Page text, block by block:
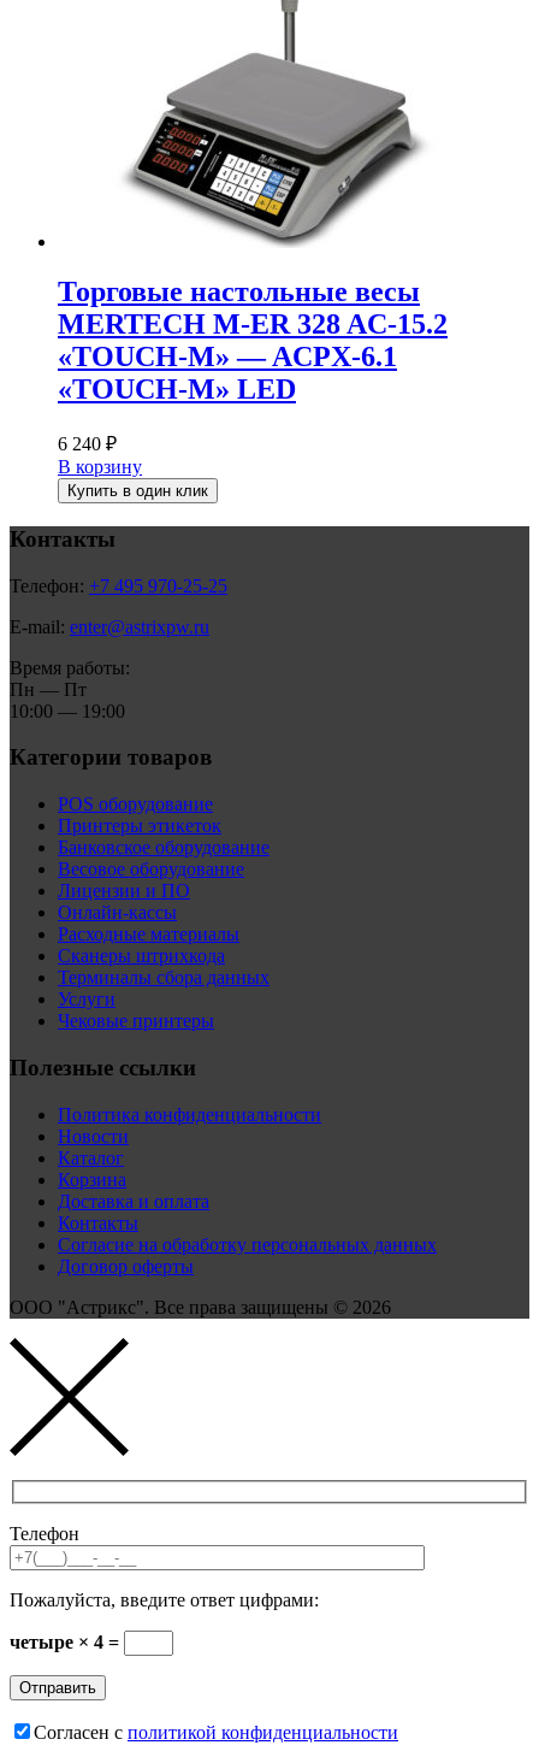
Торговые настольные весы
MERTECH M-ER 328 AC-15.2
«TOUCH-M» — ACPX-6.1
«TOUCH-M» LED
6 240 ₽
В корзину
Купить в один клик
Контакты
Телефон: +7 495 970-25-25
E-mail: enter@astrixpw.ru
Время работы:
Пн — Пт
10:00 — 19:00
Категории товаров
POS оборудование
Принтеры этикеток
Банковское оборудование
Весовое оборудование
Лицензии и ПО
Онлайн-кассы
Расходные материалы
Сканеры штрихкода
Терминалы сбора данных
Услуги
Чековые принтеры
Полезные ссылки
Политика конфиденциальности
Новости
Каталог
Корзина
Доставка и оплата
Контакты
Согласие на обработку персональных данных
Договор оферты
ООО "Астрикс". Все права защищены © 2026
Телефон
Пожалуйста, введите ответ цифрами:
четыре × 4 =
Согласен с политикой конфиденциальности